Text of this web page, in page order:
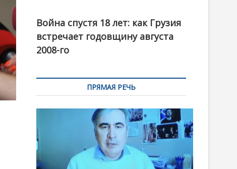
канал
Война спустя 18 лет: как Грузия
встречает годовщину августа
2008-го
ПРЯМАЯ РЕЧЬ